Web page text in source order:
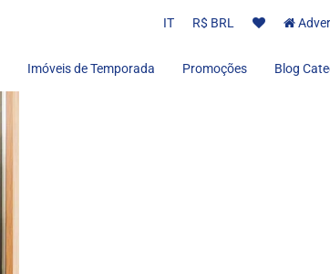
IT R$ BRL
Imóveis de Temporada Promoções Blog